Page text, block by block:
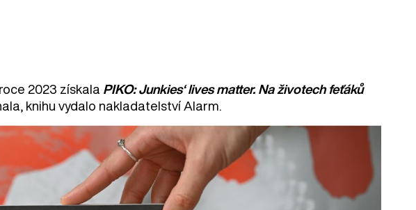
2023 získala PIKO: Junkies‘ lives matter. Na životech feťáků
knihu vydalo nakladatelství Alarm.